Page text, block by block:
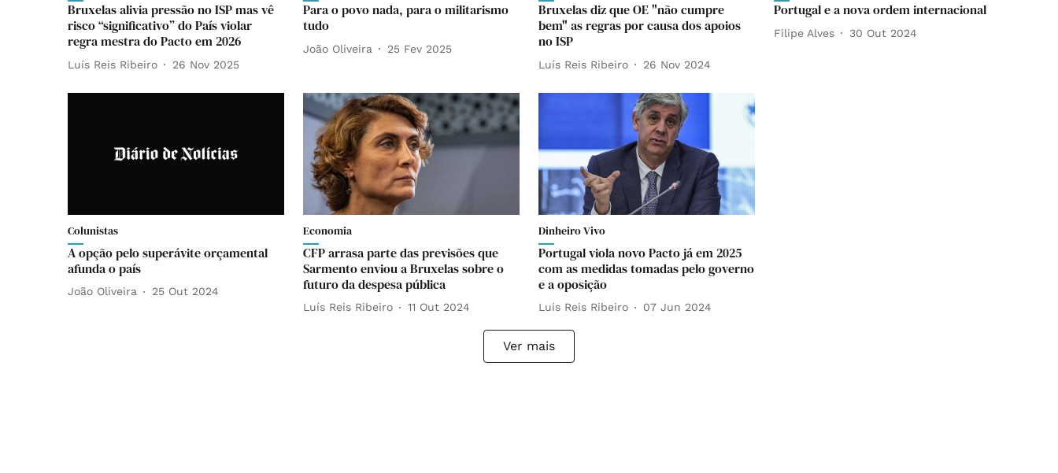
Bruxelas alivia pressão no ISP mas vê
risco “significativo” do País violar
regra mestra do Pacto em 2026
Luís Reis Ribeiro 26 Nov 2025
Para o povo nada, para o militarismo
tudo
João Oliveira 25 Fev 2025
Bruxelas diz que OE "não cumpre
bem" as regras por causa dos apoios
no ISP
Luís Reis Ribeiro 26 Nov 2024
Portugal e a nova ordem internacional
Filipe Alves 30 Out 2024
Colunistas
A opção pelo superávite orçamental
afunda o país
João Oliveira 25 Out 2024
Economia
CFP arrasa parte das previsões que
Sarmento enviou a Bruxelas sobre o
futuro da despesa pública
Luís Reis Ribeiro 11 Out 2024
Dinheiro Vivo
Portugal viola novo Pacto já em 2025
com as medidas tomadas pelo governo
e a oposição
Luís Reis Ribeiro 07 Jun 2024
Ver mais